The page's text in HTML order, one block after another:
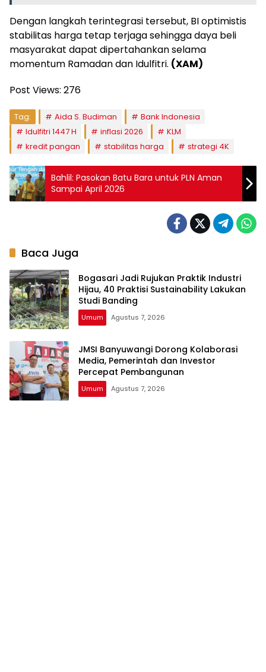
Dengan langkah terintegrasi tersebut, BI optimistis
stabilitas harga tetap terjaga sehingga daya beli
masyarakat dapat dipertahankan selama
momentum Ramadan dan Idulfitri. (XAM)
Post Views: 276
Tag: Aida S. Budiman
Bank Indonesia
Idulfitri 1447 H
inflasi 2026
KLM
kredit pangan
stabilitas harga strategi 4K
Bahlil: Pasokan Batu Bara untuk PLN Aman
Sampai April 2026
Baca Juga
Bogasari Jadi Rujukan Praktik Industri
Hijau, 40 Praktisi Sustainability Lakukan
Studi Banding
Umum Agustus 7, 2026
JMSI Banyuwangi Dorong Kolaborasi
Media, Pemerintah dan Investor
Percepat Pembangunan
Umum Agustus 7, 2026